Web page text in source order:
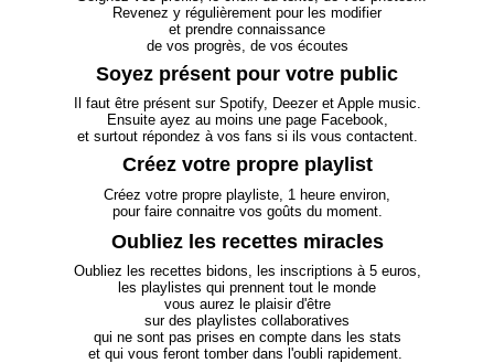
Revenez y régulièrement pour les modifier
et prendre connaissance
de vos progrès, de vos écoutes
Soyez présent pour votre public
Ensuite ayez au moins une page Facebook,
et surtout répondez à vos fans si ils vous contactent.
Créez votre propre playlist
Créez votre propre playliste, 1 heure environ,
pour faire connaitre vos goûts du moment.
Oubliez les recettes miracles
Oubliez les recettes bidons, les inscriptions à 5 euros,
vous aurez le plaisir d'être
sur des playlistes collaboratives
et qui vous feront tomber dans l'oubli rapidement.